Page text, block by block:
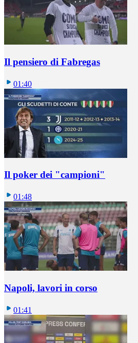
Il pensiero di Fabregas
01:40
Il poker dei "campioni"
01:48
Napoli, lavori in corso
01:41